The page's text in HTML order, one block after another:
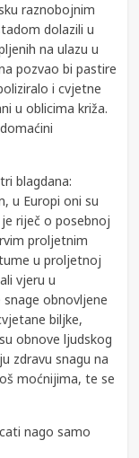
raznobojnim
dolazili u
na ulazu u
pozvao bi pastire
i cvjetne
u oblicima križa.
blagdana:
u Europi oni su
riječ o posebnoj
proljetnim
u proljetnoj
vjeru u
obnovljene
biljke,
obnove ljudskog
zdravu snagu na
moćnijima, te se
nago samo